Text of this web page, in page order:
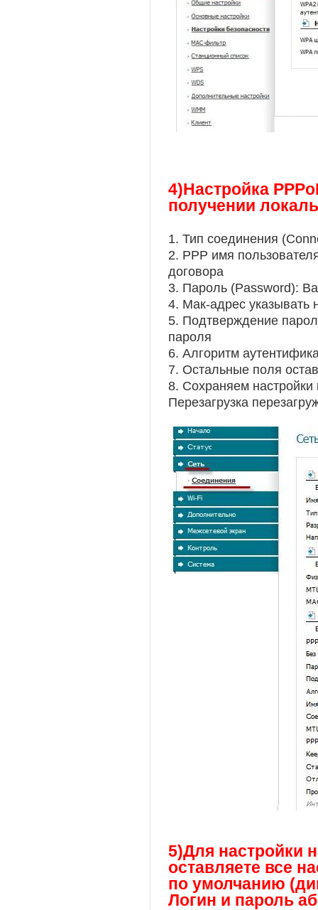
4)Настройка
получении
1. Тип соединения
2. PPP имя
договора
3. Пароль (Password):
4. Мак-адрес указывать
5. Подтверждение
пароля
6. Алгоритм
7. Остальные поля
8. Сохраняем настройки
Перезагрузка
5)Для настройки
оставляете все
по умолчанию
Логин и пароль